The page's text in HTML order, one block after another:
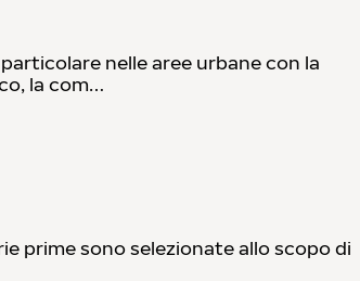
nelle aree urbane con la
la com…
prime sono selezionate allo scopo di